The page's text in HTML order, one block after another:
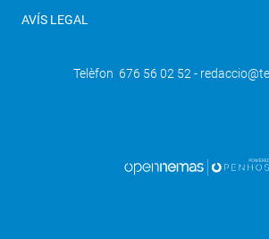
AVÍS LEGAL
Telèfon 676 56 02 52 -